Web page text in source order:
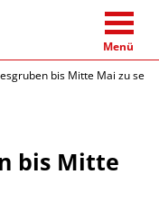
Menü
bis Mitte Mai zu
bis Mitte